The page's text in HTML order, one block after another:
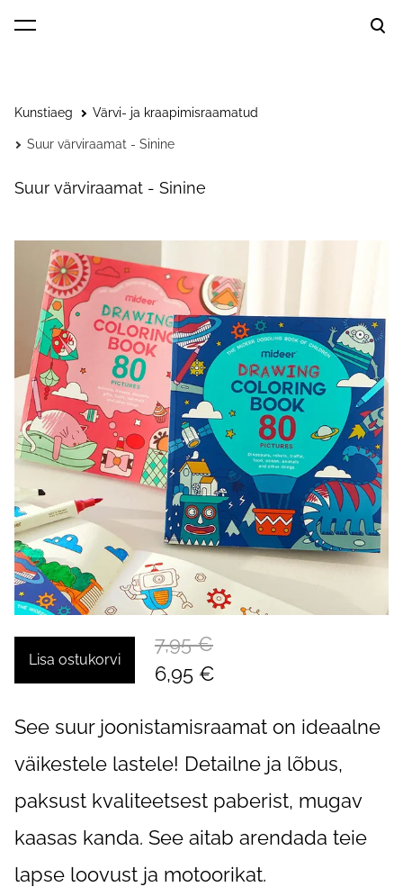
lisati ostukorvi.
Kunstiaeg Värvi- ja kraapimisraamatud
Suur värviraamat - Sinine
Suur värviraamat - Sinine
Lisa ostukorvi
7,95 €
6,95 €
See suur joonistamisraamat on ideaalne
väikestele lastele! Detailne ja lõbus,
paksust kvaliteetsest paberist, mugav
kaasas kanda. See aitab arendada teie
lapse loovust ja motoorikat.